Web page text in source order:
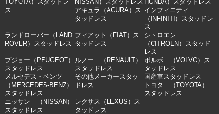
TOYOTA）スタッドレ
ス
NISSAN）スタッドレス HONDA）スタッドレス
アキュラ（ACURA）ス
タッドレス
インフィニティ
（INFINITI）スタッドレ
ス
ランドローバー（LAND
ROVER）スタッドレス
フィアット（FIAT）ス
タッドレス
シトロエン
（CITROEN）スタッド
レス
プジョー（PEUGEOT）
スタッドレス
ルノー （RENAULT）
スタッドレス
ボルボ （VOLVO）ス
タッドレス
メルセデス・ベンツ
（MERCEDES-BENZ）
スタッドレス
その他メーカースタッ
ドレス
国産車スタッドレス
トヨタ （TOYOTA）
スタッドレス
ニッサン （NISSAN）
スタッドレス
レクサス（LEXUS）ス
タッドレス